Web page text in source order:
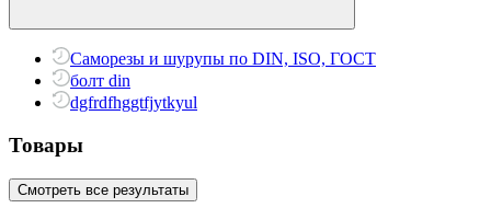
Саморезы и шурупы по DIN, ISO, ГОСТ
болт din
dgfrdfhggtfjytkyul
Товары
Смотреть все результаты